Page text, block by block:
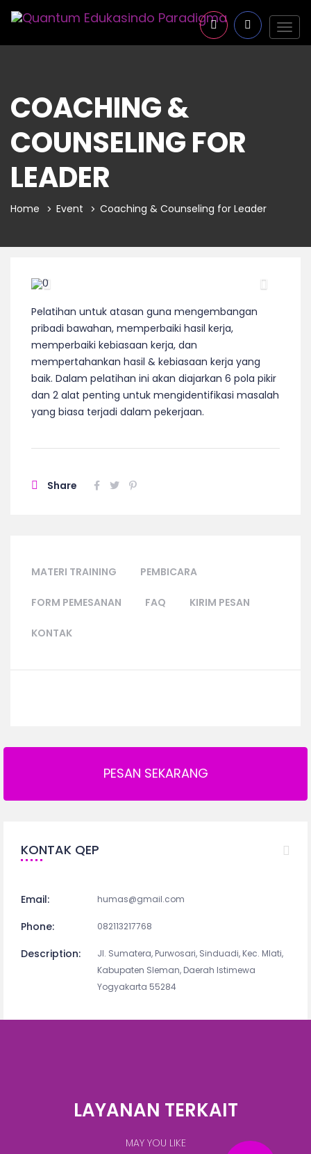
COACHING &
COUNSELING FOR
LEADER
Home Event Coaching & Counseling for Leader
Previous Next
Pelatihan untuk atasan guna mengembangan
pribadi bawahan, memperbaiki hasil kerja,
memperbaiki kebiasaan kerja, dan
mempertahankan hasil & kebiasaan kerja yang
baik. Dalam pelatihan ini akan diajarkan 6 pola pikir
dan 2 alat penting untuk mengidentifikasi masalah
yang biasa terjadi dalam pekerjaan.
Share
MATERI TRAINING PEMBICARA
FORM PEMESANAN FAQ KIRIM PESAN
KONTAK
PESAN SEKARANG
KONTAK QEP
Email: humas@gmail.com
Phone: 082113217768
Description:
Jl. Sumatera, Purwosari, Sinduadi, Kec. Mlati,
Kabupaten Sleman, Daerah Istimewa
Yogyakarta 55284
LAYANAN TERKAIT
MAY YOU LIKE